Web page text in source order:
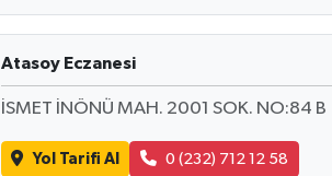
Atasoy Eczanesi
İSMET İNÖNÜ MAH. 2001 SOK. NO:84 B
Yol Tarifi Al 0 (232) 712 12 58